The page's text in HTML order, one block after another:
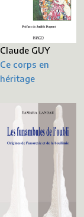
Claude GUY
Ce corps en
héritage